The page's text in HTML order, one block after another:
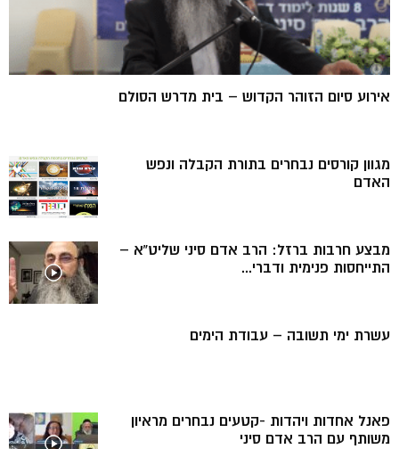
אירוע סיום הזוהר הקדוש – בית מדרש הסולם
מגוון קורסים נבחרים בתורת הקבלה ונפש
האדם
מבצע חרבות ברזל: הרב אדם סיני שליט”א –
התייחסות פנימית ודברי...
עשרת ימי תשובה – עבודת הימים
פאנל אחדות ויהדות -קטעים נבחרים מראיון
משותף עם הרב אדם סיני